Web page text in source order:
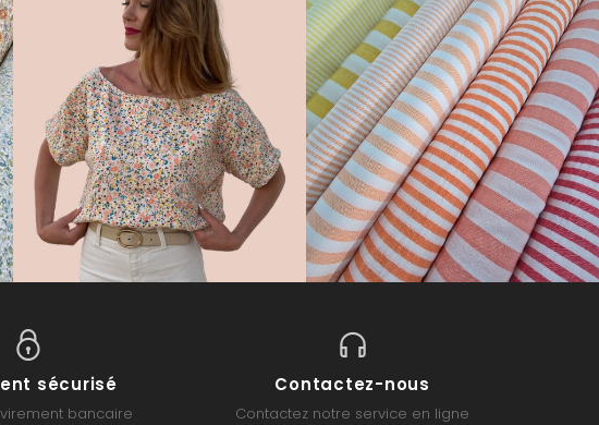
sécurisé
virement bancaire
Contactez-nous
Contactez notre service en ligne